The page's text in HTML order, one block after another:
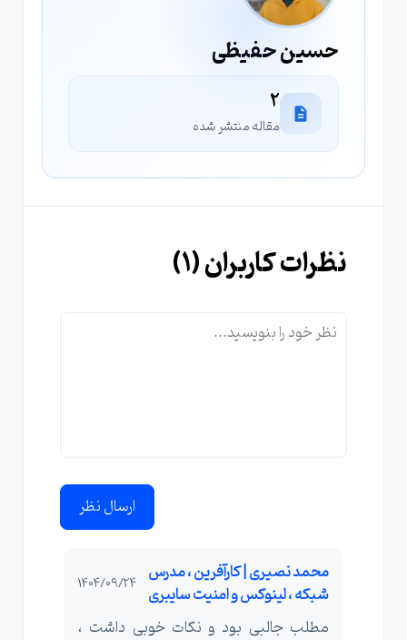
حسین حفیظی
2
مقاله منتشر شده
نظرات کاربران (1
)
ارسال نظر
محمد نصیری | کارآفرین ، مدرس
شبکه ، لینوکس و امنیت سایبری
1404/09/24
مطلب جالبی بود و نکات خوبی داشت ،